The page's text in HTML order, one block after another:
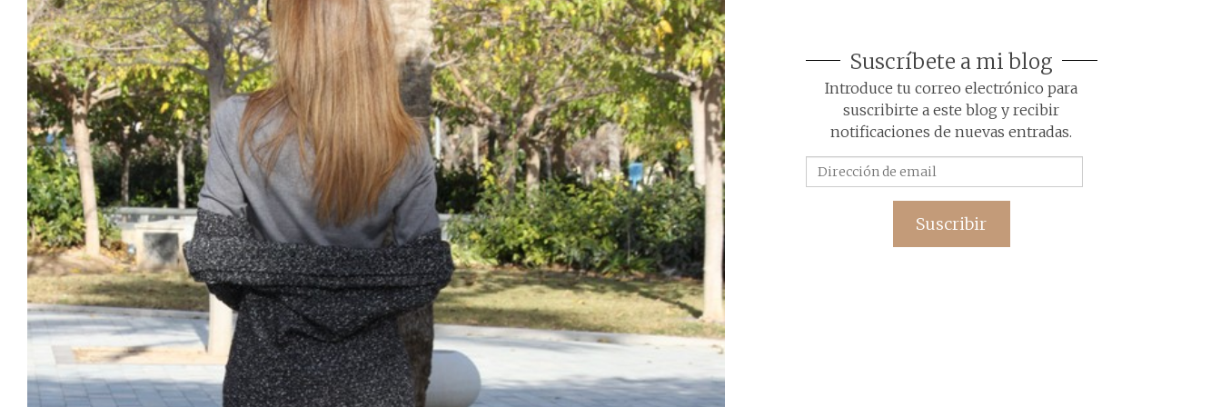
Suscríbete a mi blog
Introduce tu correo electrónico para
suscribirte a este blog y recibir
notificaciones de nuevas entradas.
de
Suscribir